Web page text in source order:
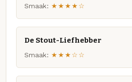
Smaak: ★★★★☆
De Stout-Liefhebber
Smaak: ★★★☆☆